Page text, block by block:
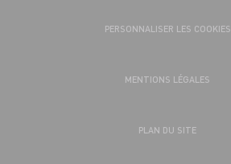
PERSONNALISER LES COOKIES
MENTIONS LÉGALES
PLAN DU SITE